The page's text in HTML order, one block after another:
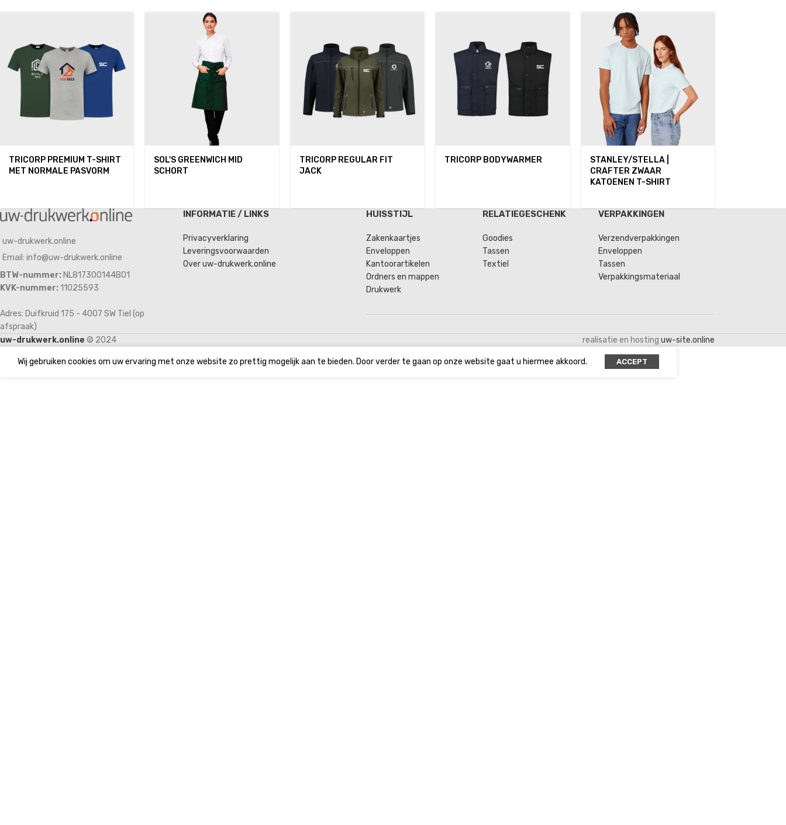
TRICORP PREMIUM T-SHIRT
MET NORMALE PASVORM
SOL'S GREENWICH MID
SCHORT
TRICORP REGULAR FIT
JACK
TRICORP BODYWARMER
STANLEY/STELLA |
CRAFTER ZWAAR
KATOENEN T-SHIRT
uw-drukwerk.online
Email: info@uw-drukwerk.online
BTW-nummer: NL817300144B01
KVK-nummer: 11025593
Adres: Duifkruid 175 - 4007 SW Tiel (op
afspraak)
INFORMATIE / LINKS
Privacyverklaring
Leveringsvoorwaarden
Over uw-drukwerk.online
HUISSTIJL
Zakenkaartjes
Enveloppen
Kantoorartikelen
Ordners en mappen
Drukwerk
RELATIEGESCHENK
Goodies
Tassen
Textiel
VERPAKKINGEN
Verzendverpakkingen
Enveloppen
Tassen
Verpakkingsmateriaal
uw-drukwerk.online © 2024 realisatie en hosting uw-site.online
Wij gebruiken cookies om uw ervaring met onze website zo prettig mogelijk aan te bieden. Door verder te gaan op onze website gaat u hiermee akkoord. ACCEPT